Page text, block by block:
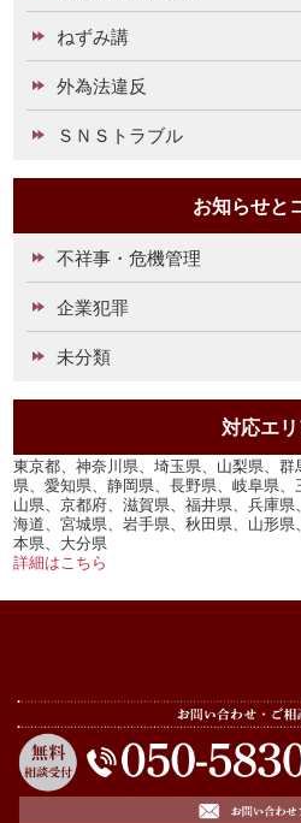
ねずみ講
外為法違反
ＳＮＳトラブル
お知らせと
不祥事・危機管理
企業犯罪
未分類
対応エ
東京都、神奈川県、埼玉県、山梨県、
県、愛知県、静岡県、長野県、岐阜県
山県、京都府、滋賀県、福井県、兵庫
海道、宮城県、岩手県、秋田県、山形
本県、大分県
詳細はこちら